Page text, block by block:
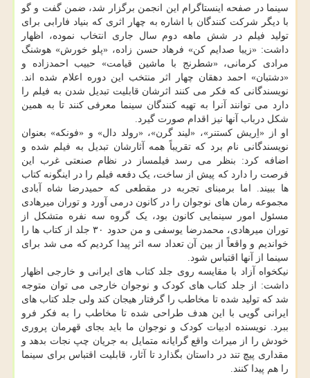
سینما در صفحه اینستاگرام این انجمن برگزار شد، ضمن گفت و گو
با دیگر شرکت کنندگان با اشاره به چهار اثری که بنیاد فارابی برای
تولید فیلم در شش ماهه دوم سال جاری انتخاب نموده، اظهار
داشت: «زیبا صدایم کن» فرهاد حسن زاده، «پلو خورش» هوشنگ
مرادی کرمانی، «شطرنج با ماشین قیامت» حبیب احمدزاده و
«دشتبان» احمد دهقان چهار اثر منتخب این دوره اعلام شده اند.
نویسندگانی که فکر می کنند اثرشان قابلیت تبدیل شدن به فیلم را
دارد می توانند آنرا به تهیه کنندگان سینما معرفی کنند تا به همین
شکل درباب آنها نیز اقدام صورت گیرد.
او از «اِریش کستنر»، «لیند گرن»، «رولد دال» و «فونکه» بعنوان
نویسندگانی نام برد که تقریباً همه آثارشان تبدیل به فیلم شده و
اضافه کرد: بنظر می رسد فیلمساز در نظام صنعتی غرب این
فرصت را دارد که پیش از ساخت، یک دفعه فیلم را در اینگونه کتاب
ها ببیند. اما برمبنای تجربه در مقطعی که حمیدرضا شاه آبادی
مجموعه رمان های نوجوان را در کانون درمی آورد و توران میرهادی
مسئول امور سینمایی کانون بود، یک گروه سه نفره متشکل از
توران میرهادی، محمدرضا یوسفی و من حدود ۳۰ جلد از کتاب ها را
خواندیم و واقعاً از بین آن تعداد سه اثر پیدا کردیم که می شد برای
سینما از آنها اقتباس شود.
نیکخواه آزاد با مقایسه روی جلد کتاب های ایرانی و خارجی اظهار
داشت: از جلد کتاب های کودک و نوجوان خارجی می توان متوجه
شد که تولید شده تا مخاطب را گرفتار هیجان کند ولی جلد کتاب های
ایرانی گویی با این هدف طراحی شده تا مخاطب را به فکر فرو
ببرد. نویسنده ادبیات کودک و نوجوان ما باید بجای قهرمان پروری
خودش را از میراث واقع گرایانه متمایل به جریان چپ نجات بدهد و
مقداری پیچ تند در داستان بگذارد تا آثار، قابلیت اقتباس برای سینما
را هم پیدا کنند.